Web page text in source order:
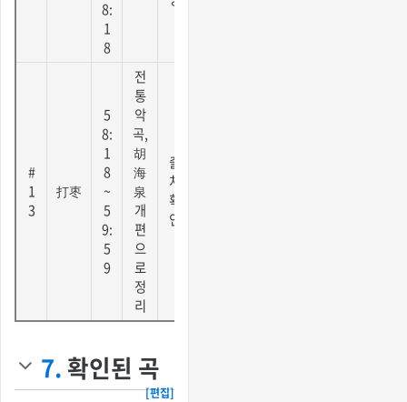
8:
1
8
#
1
3
打枣
5
8:
1
8
~
5
9:
5
9
전
통
악
곡,
胡
海
泉
개
편
으
로
정
리
출
처
확
인
7. 확인된 곡
[편집]